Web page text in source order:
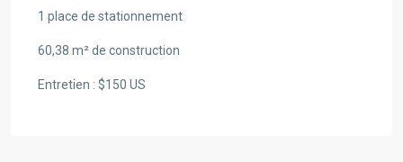
1 place de stationnement
60,38 m² de construction
Entretien : $150 US